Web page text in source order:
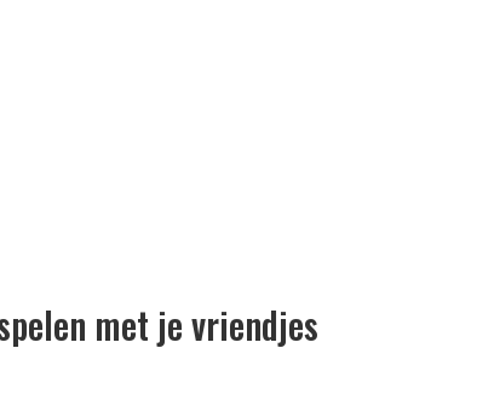
met je vriendjes